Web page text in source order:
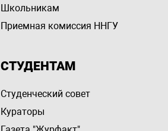
Школьникам
Приемная комиссия ННГУ
СТУДЕНТАМ
Студенческий совет
Кураторы